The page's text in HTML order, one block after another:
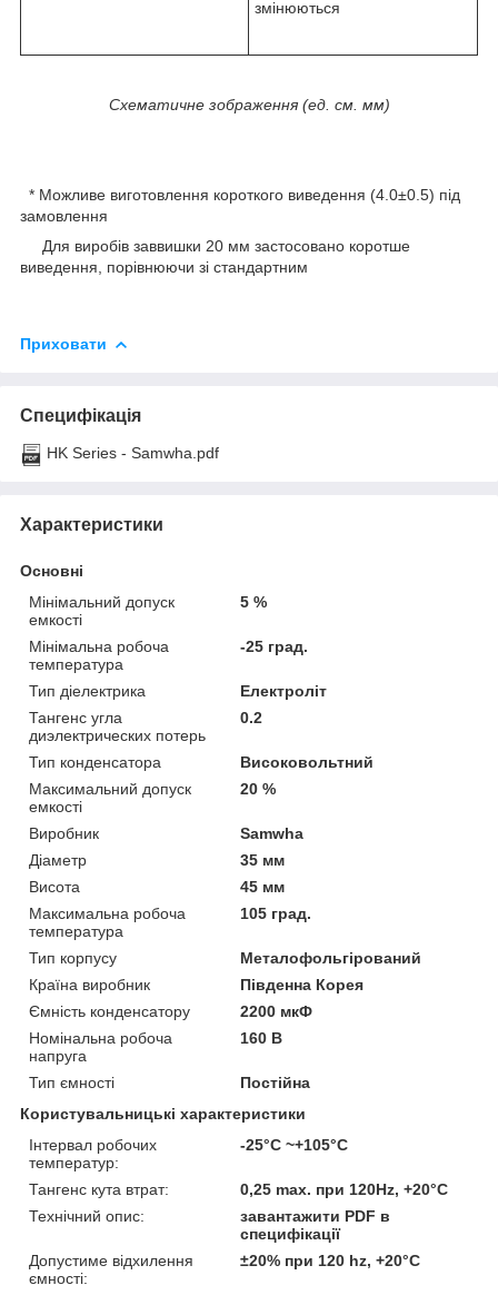
змінюються
Схематичне зображення (ед. см. мм)
* Можливе виготовлення короткого виведення (4.0±0.5) під
замовлення
Для виробів заввишки 20 мм застосовано коротше
виведення, порівнюючи зі стандартним
Приховати
Специфікація
HK Series - Samwha.pdf
Характеристики
Основні
Мінімальний допуск
емкості
5 %
Мінімальна робоча
температура
-25 град.
Тип діелектрика
Електроліт
Тангенс угла
диэлектрических потерь
0.2
Тип конденсатора
Високовольтний
Максимальний допуск
емкості
20 %
Виробник
Samwha
Діаметр
35 мм
Висота
45 мм
Максимальна робоча
температура
105 град.
Тип корпусу
Металофольгірований
Країна виробник
Південна Корея
Ємність конденсатору
2200 мкФ
Номінальна робоча
напруга
160 В
Тип ємності
Постійна
Користувальницькі характеристики
Інтервал робочих
температур:
-25°C ~+105°C
Тангенс кута втрат:
0,25 max. при 120Hz, +20°C
Технічний опис:
завантажити PDF в
специфікації
Допустиме відхилення
ємності:
±20% при 120 hz, +20°C